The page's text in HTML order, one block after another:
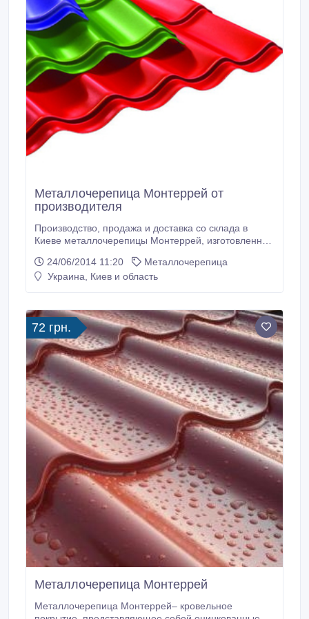
Металлочерепица Монтеррей от
производителя
Производство, продажа и доставка со склада в
Киеве металлочерепицы Монтеррей, изготовленной
Полная ширина – 1200 мм, полезная ширина –
1100 мм, высота профиля – 39 мм, шаг рисунка –
24/06/2014 11:20
Металлочерепица
Украина, Киев и область
72 грн.
Металлочерепица Монтеррей
Металлочерепица Монтеррей– кровельное